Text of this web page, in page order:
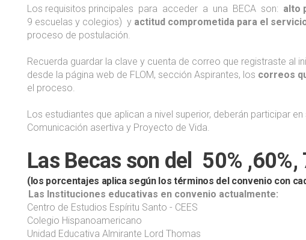
Los requisitos principales para acceder a una BECA son: alto
9 escuelas y colegios) y actitud comprometida para el
proceso de postulación.
Recuerda guardar la clave y cuenta de correo que registraste al
desde la página web de FLOM, sección Aspirantes, los correos
el proceso.
Los estudiantes que aplican a nivel superior, deberán participar
Comunicación asertiva y Proyecto de Vida.
Las Becas son del 50% ,60%,
(los porcentajes aplica según los términos del convenio con
Las Instituciones educativas en convenio actualmente:
Centro de Estudios Espíritu Santo - CEES
Colegio Hispanoamericano
Unidad Educativa Almirante Lord Thomas